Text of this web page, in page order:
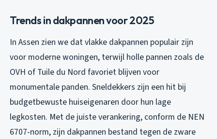
Trends in dakpannen voor 2025
In Assen zien we dat vlakke dakpannen populair zijn
voor moderne woningen, terwijl holle pannen zoals de
OVH of Tuile du Nord favoriet blijven voor
monumentale panden. Sneldekkers zijn een hit bij
budgetbewuste huiseigenaren door hun lage
legkosten. Met de juiste verankering, conform de NEN
6707-norm, zijn dakpannen bestand tegen de zware